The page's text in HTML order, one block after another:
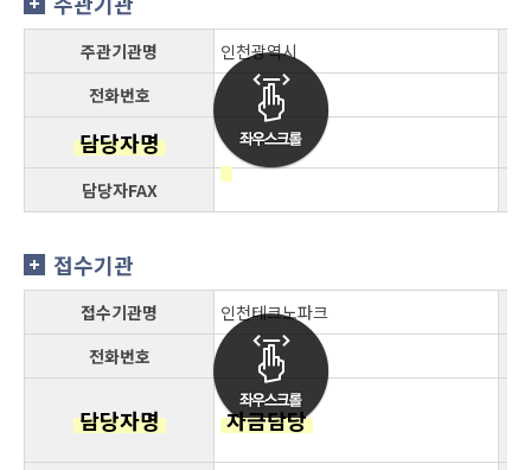
주관기관명
인천광역시
전화번호
담당자명
담당자FAX
접수기관
접수기관명
인천테크노파크
전화번호
담당자명 자금담당